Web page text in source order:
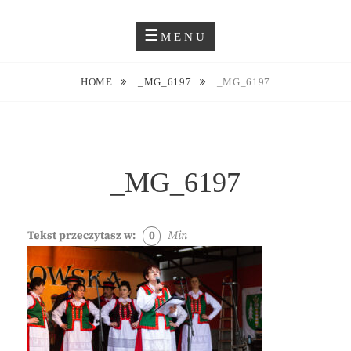
JUSTYNA EWA GROCHOWSKA
MENU
HOME _MG_6197 _MG_6197
_MG_6197
Tekst przeczytasz w: 0 Min